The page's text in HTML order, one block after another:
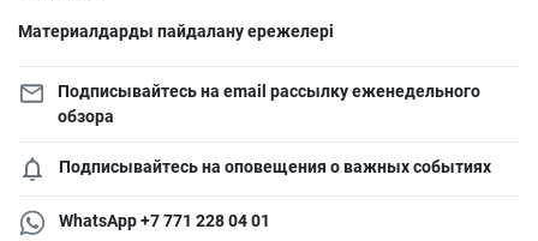
Материалдарды пайдалану ережелері
Подписывайтесь на email рассылку еженедельного
обзора
Подписывайтесь на оповещения о важных событиях
WhatsApp +7 771 228 04 01